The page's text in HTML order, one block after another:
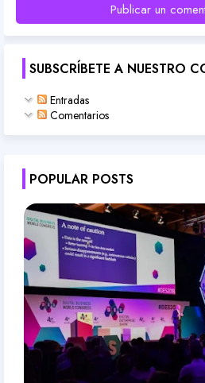
Publicar un
SUBSCRÍBETE A NUESTRO
Entradas
Comentarios
POPULAR POSTS